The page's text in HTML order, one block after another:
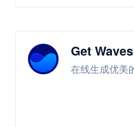
Get Waves
在线生成优美